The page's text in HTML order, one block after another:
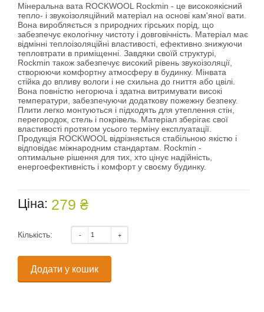
Мінеральна вата ROCKWOOL Rockmin - це високоякісний
тепло- і звукоізоляційний матеріал на основі кам'яної вати.
Вона виробляється з природних гірських порід, що
забезпечує екологічну чистоту і довговічність. Матеріал має
відмінні теплоізоляційні властивості, ефективно знижуючи
тепловтрати в приміщенні. Завдяки своїй структурі,
Rockmin також забезпечує високий рівень звукоізоляції,
створюючи комфортну атмосферу в будинку. Мінвата
стійка до впливу вологи і не схильна до гниття або цвілі.
Вона повністю негорюча і здатна витримувати високі
температури, забезпечуючи додаткову пожежну безпеку.
Плити легко монтуються і підходять для утеплення стін,
перегородок, стель і покрівель. Матеріал зберігає свої
властивості протягом усього терміну експлуатації.
Продукція ROCKWOOL відрізняється стабільною якістю і
відповідає міжнародним стандартам. Rockmin -
оптимальне рішення для тих, хто цінує надійність,
енергоефективність і комфорт у своєму будинку.
Ціна: 279 ₴
Кількість:
Додати у кошик